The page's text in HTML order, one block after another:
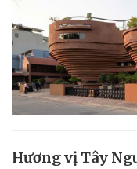
Hương vị Tây